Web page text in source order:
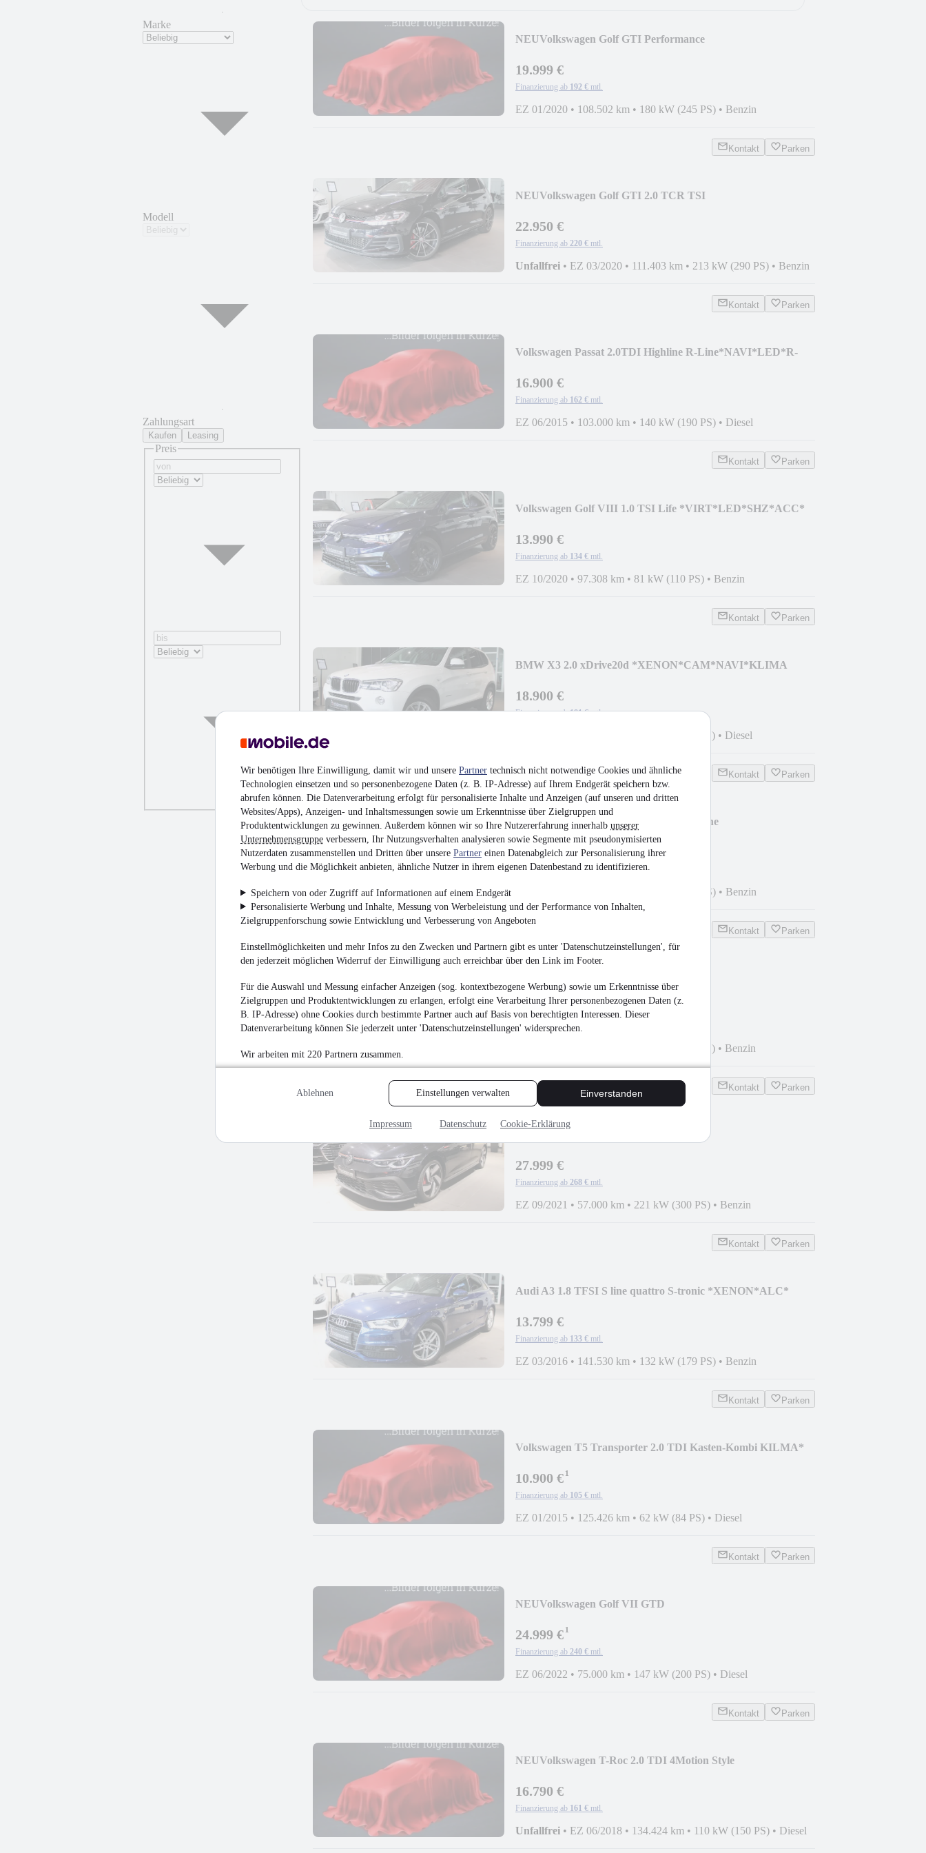
Wir benötigen Ihre Einwilligung, damit wir und unsere Partner technisch nicht notwendige Cookies und ähnliche
Technologien einsetzen und so personenbezogene Daten (z. B. IP-Adresse) auf Ihrem Endgerät speichern bzw.
abrufen können. Die Datenverarbeitung erfolgt für personalisierte Inhalte und Anzeigen (auf unseren und dritten
Websites/Apps), Anzeigen- und Inhaltsmessungen sowie um Erkenntnisse über Zielgruppen und
Produktentwicklungen zu gewinnen. Außerdem können wir so Ihre Nutzererfahrung innerhalb unserer
Unternehmensgruppe verbessern, Ihr Nutzungsverhalten analysieren sowie Segmente mit pseudonymisierten
Nutzerdaten zusammenstellen und Dritten über unsere Partner einen Datenabgleich zur Personalisierung ihrer
Werbung und die Möglichkeit anbieten, ähnliche Nutzer in ihrem eigenen Datenbestand zu identifizieren.
Speichern von oder Zugriff auf Informationen auf einem Endgerät
Personalisierte Werbung und Inhalte, Messung von Werbeleistung und der Performance von Inhalten,
Zielgruppenforschung sowie Entwicklung und Verbesserung von Angeboten
Einstellmöglichkeiten und mehr Infos zu den Zwecken und Partnern gibt es unter 'Datenschutzeinstellungen', für
den jederzeit möglichen Widerruf der Einwilligung auch erreichbar über den Link im Footer.
Für die Auswahl und Messung einfacher Anzeigen (sog. kontextbezogene Werbung) sowie um Erkenntnisse über
Zielgruppen und Produktentwicklungen zu erlangen, erfolgt eine Verarbeitung Ihrer personenbezogenen Daten (z.
B. IP-Adresse) ohne Cookies durch bestimmte Partner auch auf Basis von berechtigten Interessen. Dieser
Datenverarbeitung können Sie jederzeit unter 'Datenschutzeinstellungen' widersprechen.
Wir arbeiten mit 220 Partnern zusammen.
Ablehnen Einstellungen verwalten Einverstanden
Impressum Datenschutz Cookie-Erklärung
Marke
Modell
Zahlungsart
Kaufen Leasing
Preis
NEUVolkswagen Golf GTI Performance
19.999 €
Finanzierung ab 192 € mtl.
EZ 01/2020 • 108.502 km • 180 kW (245 PS) • Benzin
Kontakt Parken
NEUVolkswagen Golf GTI 2.0 TCR TSI
22.950 €
Finanzierung ab 220 € mtl.
Unfallfrei • EZ 03/2020 • 111.403 km • 213 kW (290 PS) • Benzin
Kontakt Parken
Volkswagen Passat 2.0TDI Highline R-Line*NAVI*LED*R-
16.900 €
Finanzierung ab 162 € mtl.
EZ 06/2015 • 103.000 km • 140 kW (190 PS) • Diesel
Kontakt Parken
Volkswagen Golf VIII 1.0 TSI Life *VIRT*LED*SHZ*ACC*
13.990 €
Finanzierung ab 134 € mtl.
EZ 10/2020 • 97.308 km • 81 kW (110 PS) • Benzin
Kontakt Parken
BMW X3 2.0 xDrive20d *XENON*CAM*NAVI*KLIMA
18.900 €
Finanzierung ab 181 € mtl.
140 kW (190 PS) • Diesel
Kontakt Parken
Volkswagen Arteon Shooting Brake R-Line
*ViRTUAL*PANO*CAM*
23.900 €¹
Finanzierung ab 229 € mtl.
140 kW (190 PS) • Benzin
Kontakt Parken
LED*NAVI*PDC*TEMP*ALU*KLIMA
15.999 €
Finanzierung ab 154 €
110 kW (150 PS) • Benzin
Kontakt Parken
27.999 €
Finanzierung ab 268 € mtl.
EZ 09/2021 • 57.000 km • 221 kW (300 PS) • Benzin
Kontakt Parken
Audi A3 1.8 TFSI S line quattro S-tronic *XENON*ALC*
13.799 €
Finanzierung ab 133 € mtl.
EZ 03/2016 • 141.530 km • 132 kW (179 PS) • Benzin
Kontakt Parken
Volkswagen T5 Transporter 2.0 TDI Kasten-Kombi KILMA*
10.900 €¹
Finanzierung ab 105 € mtl.
EZ 01/2015 • 125.426 km • 62 kW (84 PS) • Diesel
Kontakt Parken
NEUVolkswagen Golf VII GTD
24.999 €¹
Finanzierung ab 240 € mtl.
EZ 06/2022 • 75.000 km • 147 kW (200 PS) • Diesel
Kontakt Parken
NEUVolkswagen T-Roc 2.0 TDI 4Motion Style
16.790 €
Finanzierung ab 161 € mtl.
Unfallfrei • EZ 06/2018 • 134.424 km • 110 kW (150 PS) • Diesel